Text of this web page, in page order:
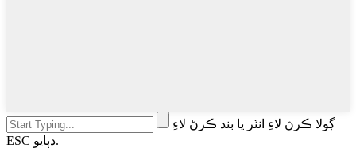
ڳولا ڪرڻ لاءِ انٽر يا بند ڪرڻ لاءِ
ESC دٻايو.